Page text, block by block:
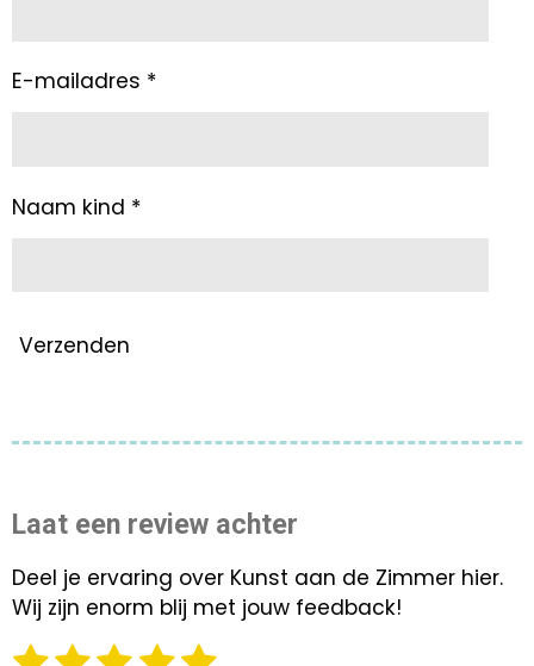
E-mailadres *
Naam kind *
Verzenden
Laat een review achter
Deel je ervaring over Kunst aan de Zimmer hier.
Wij zijn enorm blij met jouw feedback!
R
S